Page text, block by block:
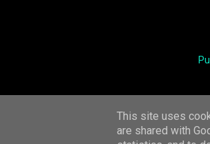
o
m
e
This site uses
are shared with